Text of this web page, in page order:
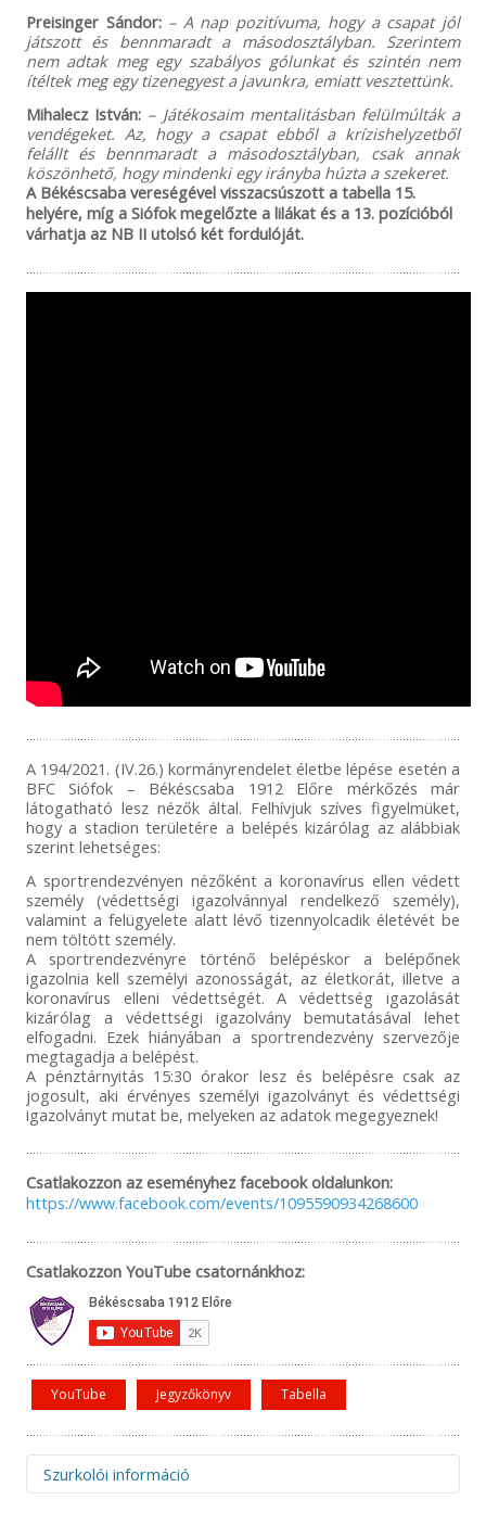
Preisinger Sándor: – A nap pozitívuma, hogy a csapat jól
játszott és bennmaradt a másodosztályban. Szerintem
nem adtak meg egy szabályos gólunkat és szintén nem
ítéltek meg egy tizenegyest a javunkra, emiatt vesztettünk.
Mihalecz István: – Játékosaim mentalitásban felülmúlták a
vendégeket. Az, hogy a csapat ebből a krízishelyzetből
felállt és bennmaradt a másodosztályban, csak annak
köszönhető, hogy mindenki egy irányba húzta a szekeret.
A Békéscsaba vereségével visszacsúszott a tabella 15.
helyére, míg a Siófok megelőzte a lilákat és a 13. pozícióból
várhatja az NB II utolsó két fordulóját.
A 194/2021. (IV.26.) kormányrendelet életbe lépése esetén a
BFC Siófok – Békéscsaba 1912 Előre mérkőzés már
látogatható lesz nézők által. Felhívjuk szíves figyelmüket,
hogy a stadion területére a belépés kizárólag az alábbiak
szerint lehetséges:
A sportrendezvényen nézőként a koronavírus ellen védett
személy (védettségi igazolvánnyal rendelkező személy),
valamint a felügyelete alatt lévő tizennyolcadik életévét be
nem töltött személy.
A sportrendezvényre történő belépéskor a belépőnek
igazolnia kell személyi azonosságát, az életkorát, illetve a
koronavírus elleni védettségét. A védettség igazolását
kizárólag a védettségi igazolvány bemutatásával lehet
elfogadni. Ezek hiányában a sportrendezvény szervezője
megtagadja a belépést.
A pénztárnyitás 15:30 órakor lesz és belépésre csak az
jogosult, aki érvényes személyi igazolványt és védettségi
igazolványt mutat be, melyeken az adatok megegyeznek!
Csatlakozzon az eseményhez facebook oldalunkon:
https://www.facebook.com/events/1095590934268600
Csatlakozzon YouTube csatornánkhoz:
YouTube Jegyzőkönyv Tabella
Szurkolói információ